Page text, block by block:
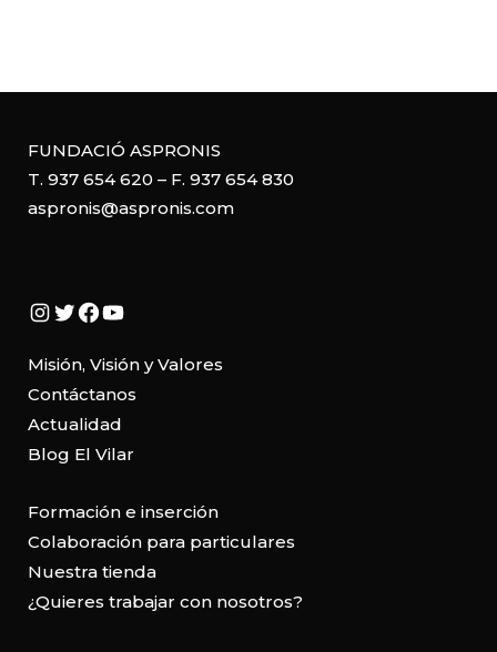
FUNDACIÓ ASPRONIS
T. 937 654 620 – F. 937 654 830
aspronis@aspronis.com
Instagram
Twitter
Facebook
YouTube
Misión, Visión y Valores
Contáctanos
Actualidad
Blog El Vilar
Formación e inserción
Colaboración para particulares
Nuestra tienda
¿Quieres trabajar con nosotros?